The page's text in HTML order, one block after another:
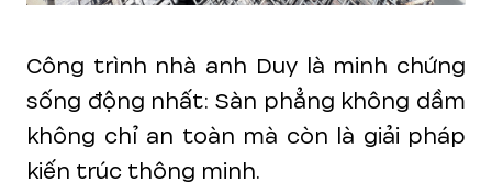
Công trình nhà anh Duy là minh chứng
sống động nhất: Sàn phẳng không dầm
không chỉ an toàn mà còn là giải pháp
kiến trúc thông minh.